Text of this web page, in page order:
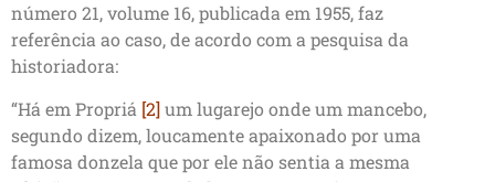
número 21, volume 16, publicada em 1955, faz
referência ao caso, de acordo com a pesquisa da
historiadora:
“Há em Propriá [2]um lugarejo onde um mancebo,
segundo dizem, loucamente apaixonado por uma
famosa donzela que por ele não sentia a mesma